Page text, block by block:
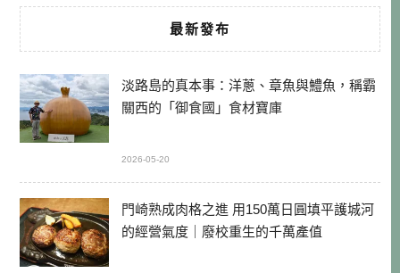
最新發布
淡路島的真本事：洋蔥、章魚與鱧魚，稱霸
關西的「御食國」食材寶庫
2026-05-20
門崎熟成肉格之進 用150萬日圓填平護城河
的經營氣度｜廢校重生的千萬產值